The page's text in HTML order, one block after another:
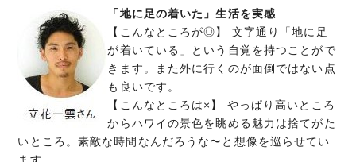
「地に足の着いた」生活を実感
【こんなところが◎】 文字通り「地に足
が着いている」という自覚を持つことがで
きます。また外に行くのが面倒ではない点
も良いです。
【こんなところは×】 やっぱり高いところ
からハワイの景色を眺める魅力は捨てがた
いところ。素敵な時間なんだろうな〜と想像を巡らせてい